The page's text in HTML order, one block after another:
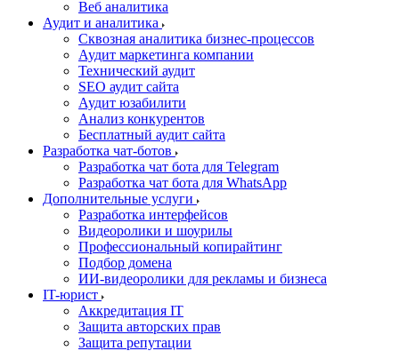
Веб аналитика
Аудит и аналитика
Сквозная аналитика бизнес-процессов
Аудит маркетинга компании
Технический аудит
SEO аудит сайта
Аудит юзабилити
Анализ конкурентов
Бесплатный аудит сайта
Разработка чат-ботов
Разработка чат бота для Telegram
Разработка чат бота для WhatsApp
Дополнительные услуги
Разработка интерфейсов
Видеоролики и шоурилы
Профессиональный копирайтинг
Подбор домена
ИИ-видеоролики для рекламы и бизнеса
IT-юрист
Аккредитация IT
Защита авторских прав
Защита репутации